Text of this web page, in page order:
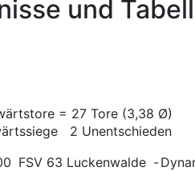
und
= 27 Tore (3,38 Ø)
2 Unentschieden
FSV 63 Luckenwalde -